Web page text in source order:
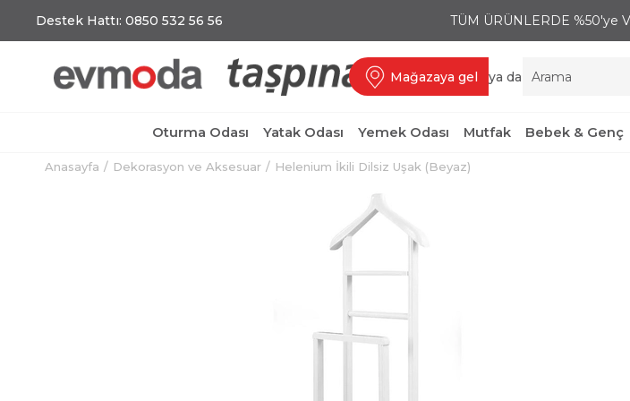
Destek Hattı: 0850 532 56 56 TÜM ÜRÜNLERDE %50'ye
Mağazaya gel ya da
Oturma Odası Yatak Odası Yemek Odası Mutfak Bebek & Genç
Anasayfa Dekorasyon ve Aksesuar Helenium İkili Dilsiz Uşak (Beyaz)